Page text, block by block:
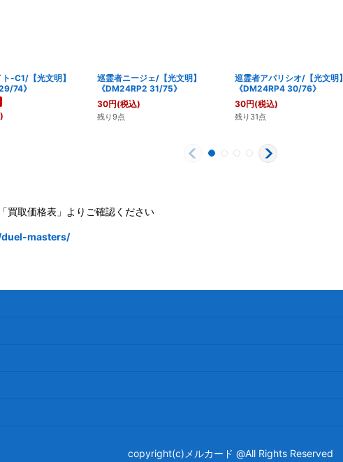
-C1/【光文明】
74》
巡霊者ニージェ/【光文明】
《DM24RP2 31/75》
30円(税込)
残り9点
巡霊者アパリシオ/【光文明】
《DM24RP4 30/76》
30円(税込)
残り31点
買取価格表」よりご確認ください
masters/
copyright(c)メルカード @All Rights Reserved